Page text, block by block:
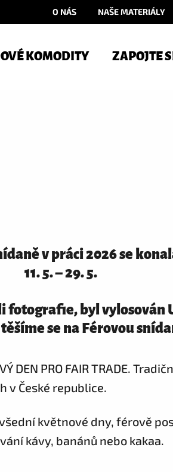
O NÁS NAŠE MATERIÁLY
KOMODITY ZAPOJTE
v práci 2026 se
11. 5. – 29. 5.
fotografie, byl vylosován
se na Férovou
DEN PRO FAIR TRADE.
v České republice.
květnové dny, férově
kávy, banánů nebo kakaa.